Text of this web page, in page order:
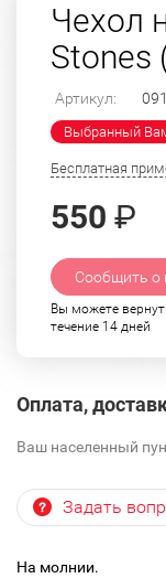
Чехол
Stones
Артикул:
Выбранный
Бесплатная
550 ₽
Сообщить о
Вы можете
течение 14 дней
Оплата,
Ваш населенный
Задать
На молнии.